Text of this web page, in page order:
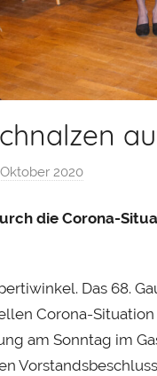
2020
n
i
s
e
die Corona-
Das 68.
Corona-
am Sonntag im